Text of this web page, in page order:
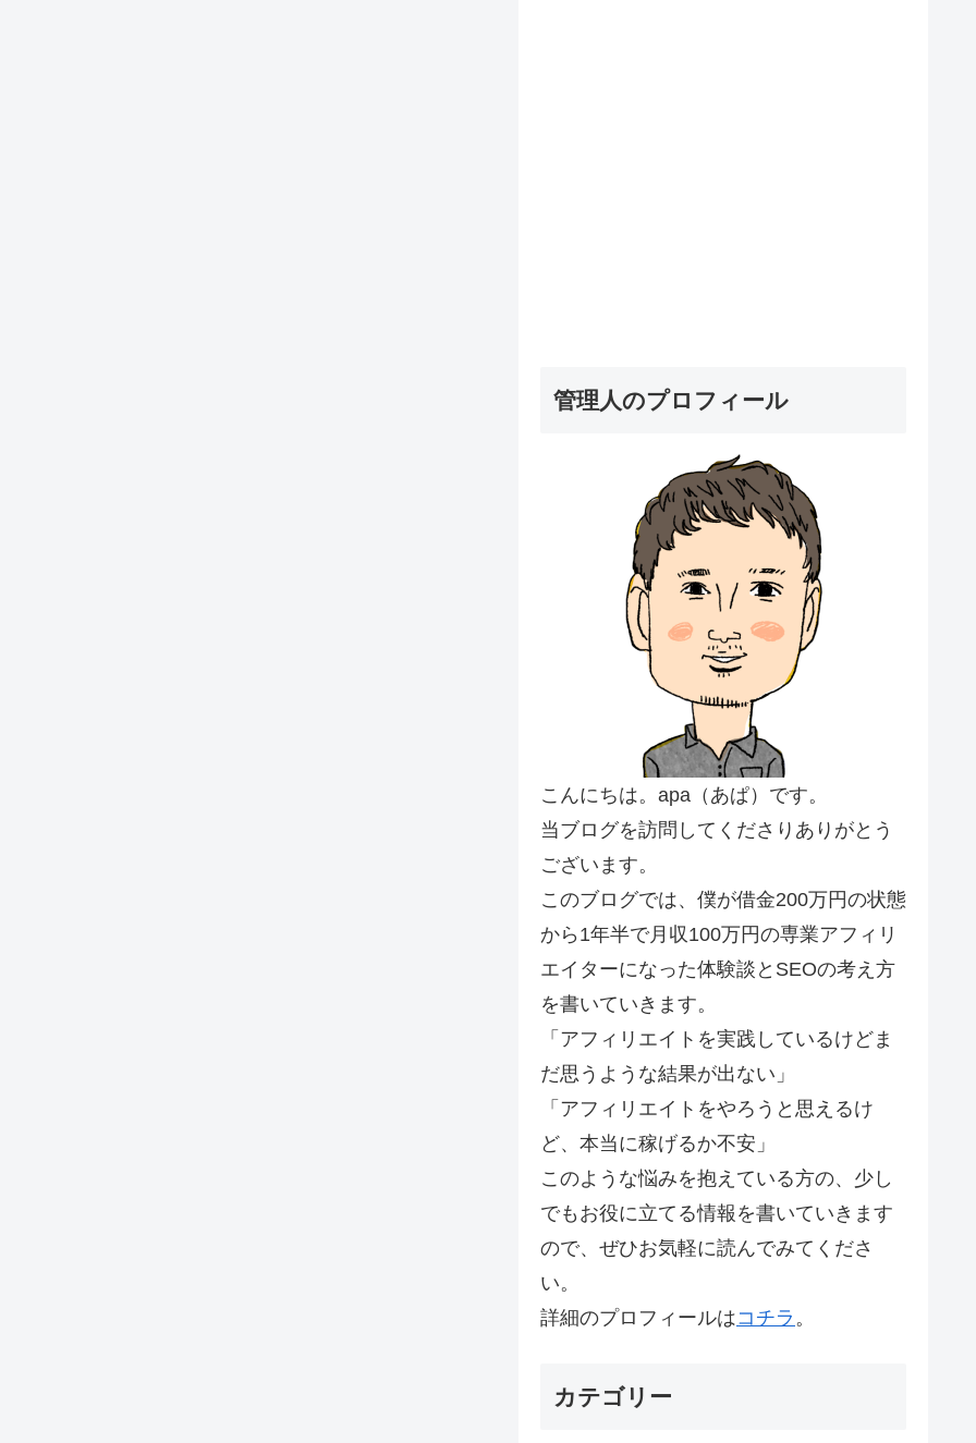
管理人のプロフィール
こんにちは。apa（あぱ）です。
当ブログを訪問してくださりありがとう
ございます。
このブログでは、僕が借金200万円の状態
から1年半で月収100万円の専業アフィリ
エイターになった体験談とSEOの考え方
を書いていきます。
「アフィリエイトを実践しているけどま
だ思うような結果が出ない」
「アフィリエイトをやろうと思えるけ
ど、本当に稼げるか不安」
このような悩みを抱えている方の、少し
でもお役に立てる情報を書いていきます
ので、ぜひお気軽に読んでみてくださ
い。
詳細のプロフィールはコチラ 。
カテゴリー